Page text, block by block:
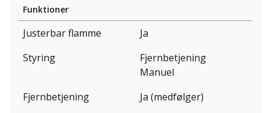
Funktioner
Justerbar flamme
Ja
Styring
Fjernbetjening
Manuel
Fjernbetjening
Ja (medfølger)